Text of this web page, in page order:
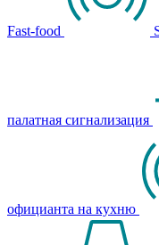
Fast-food
палатная сигнализация
официанта на кухню